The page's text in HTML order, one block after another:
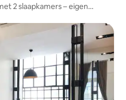
2 slaapkamers – eigen